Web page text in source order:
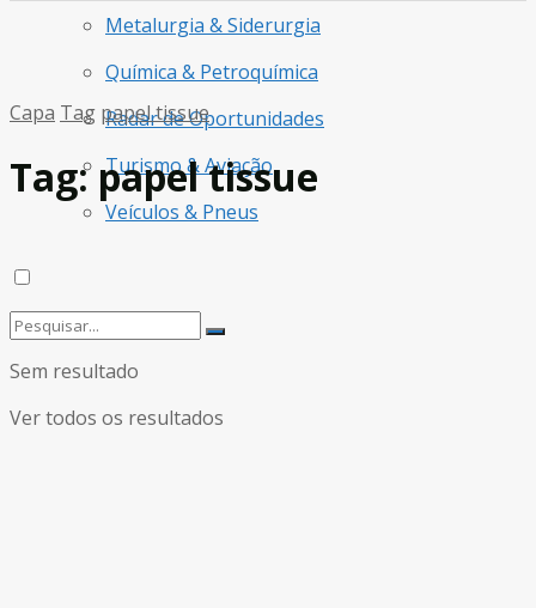
Metalurgia & Siderurgia
Química & Petroquímica
Radar de Oportunidades
Turismo & Aviação
Veículos & Pneus
Sem resultado
Ver todos os resultados
Capa Tag papel tissue
Tag:papel tissue